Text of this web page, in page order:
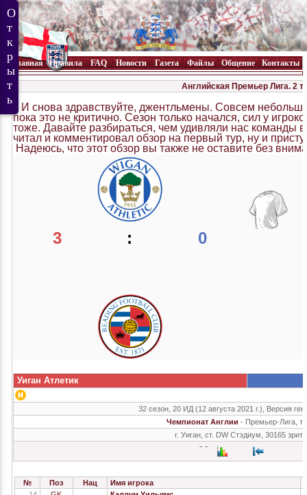
Главная Правила FAQ Новости Газета Файлы Общение Контакты
Английская Премьер Лига. 2
И снова здравствуйте, джентльмены. Совсем
пока это не критично. Сезон только начался, сил у
тоже. Давайте разбираться, чем удивляли нас команды
читал и комментировал обзор на первый тур, ну и
Надеюсь, что этот обзор вы также не оставите без
3 : 0
Уиган Атлетик
32 сезон, 20 ИД (12 августа 2021 г.), Версия
Чемпионат Англии - Премьер-Лига,
г. Уиган, ст. DW Стэдиум, 30165
№ Поз Нац
Имя игрока